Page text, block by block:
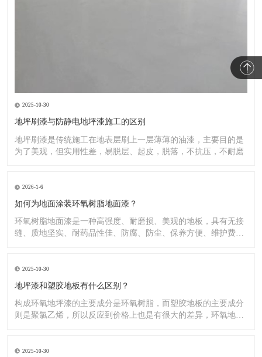
2025-10-30
地坪刷漆与防静电地坪漆施工的区别
地坪刷漆是传统施工在地表层刷上一层薄薄的油漆，主要目的是
为了美观，但实用性差，易脱层、起皮，脱落，不抗压，不耐磨
2026-1-6
如何为地面涂装环氧树脂地面漆？
环氧树脂地面漆是一种高强度、耐磨损、美观的地板，具有无接
缝、质地坚实、耐药品性佳、防腐、防尘、保养方便、维护费用
2025-10-30
地坪漆和塑胶地板有什么区别？
构成环氧地坪漆的主要成分是环氧树脂，而塑胶地板的主要成分
则是聚氯乙烯，所以反应到价格上也是有很大的差异，环氧地坪
2025-10-30